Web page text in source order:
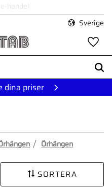
leverans
Sverige
dina priser
Örhängen
SORTERA